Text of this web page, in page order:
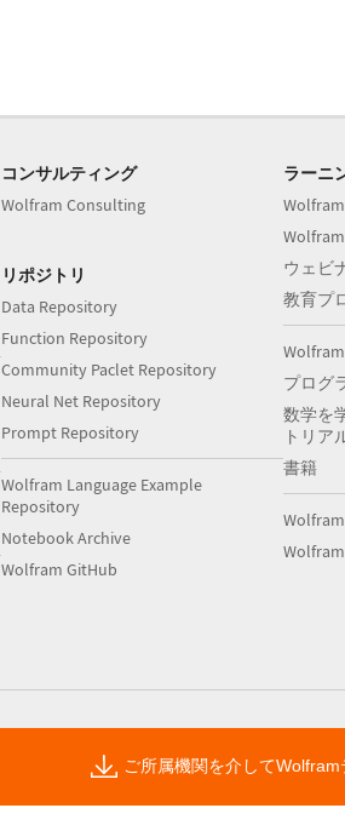
コンサルティング
Wolfram Consulting
リポジトリ
Data Repository
Function Repository
Community Paclet Repository
Neural Net Repository
Prompt Repository
Wolfram Language Example
Repository
Notebook Archive
Wolfram GitHub
ラーニ
ウェビ
教育プ
プログ
数学を
トリア
書籍
ご所属機関を介して